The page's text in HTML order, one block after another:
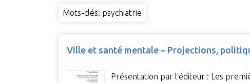
Mots-clés: psychiatrie
Ville et santé mentale – Projections,
Présentation par l'éditeur : Les